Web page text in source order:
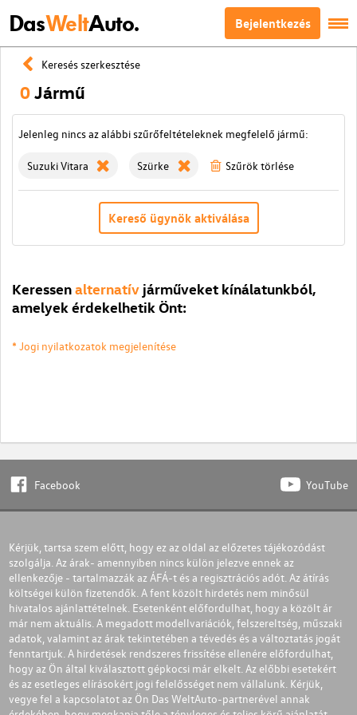
DasWeltAuto. Bejelentkezés
Keresés szerkesztése
0Jármű
Jelenleg nincs az alábbi szűrőfeltételeknek megfelelő jármű:
Suzuki Vitara Szürke Szűrök törlése
Kereső ügynök aktiválása
Keressenalternatív járműveket kínálatunkból,
amelyek érdekelhetik Önt:
* Jogi nyilatkozatok megjelenítése
Facebook YouTube
Kérjük, tartsa szem előtt, hogy ez az oldal az előzetes tájékozódást
szolgálja. Az árak- amennyiben nincs külön jelezve ennek az
ellenkezője - tartalmazzák az ÁFÁ-t és a regisztrációs adót. Az átírás
költségei külön fizetendők. A fent közölt hirdetés nem minősül
hivatalos ajánlattételnek. Esetenként előfordulhat, hogy a közölt ár
már nem aktuális. A megadott modellvariációk, felszereltség, műszaki
adatok, valamint az árak tekintetében a tévedés és a változtatás jogát
fenntartjuk. A hirdetések rendszeres frissítése ellenére előfordulhat,
hogy az Ön által kiválasztott gépkocsi már elkelt. Az előbbi esetekért
és az esetleges elírásokért jogi felelősséget nem vállalunk. Kérjük,
vegye fel a kapcsolatot az Ön Das WeltAuto-partnerével annak